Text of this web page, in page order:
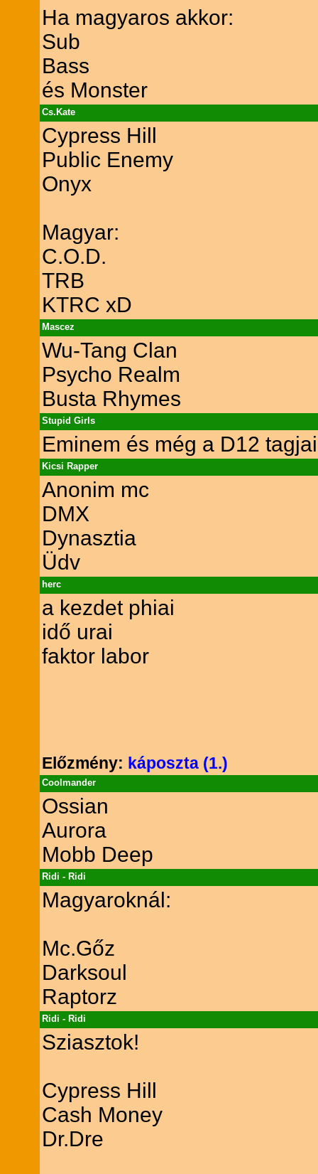
Ha magyaros akkor:
Sub
Bass
és Monster
Cs.Kate
Cypress Hill
Public Enemy
Onyx
Magyar:
C.O.D.
TRB
KTRC xD
Mascez
Wu-Tang Clan
Psycho Realm
Busta Rhymes
Stupid Girls
Eminem és még a D12
Kicsi Rapper
Anonim mc
DMX
Dynasztia
Üdv
herc
a kezdet phiai
idő urai
faktor labor
Előzmény: káposzta (1.)
Coolmander
Ossian
Aurora
Mobb Deep
Ridi - Ridi
Magyaroknál:
Mc.Gőz
Darksoul
Raptorz
Ridi - Ridi
Sziasztok!
Cypress Hill
Cash Money
Dr.Dre